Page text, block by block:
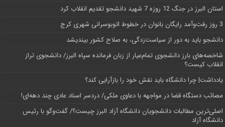
استان البرز در جنگ 12 روزه 7 شهید دانشجو تقدیم انقلاب کرد
3 روز رفت‌وآمد رایگان بانوان در خطوط اتوبوسرانی شهری کرج
دانشجو باید به دور از سیاست‌زدگی، به صلاح کشور بیندیشد
شاخصه‌های بارز دانشجوی تمام‌عیار از زبان فرمانده سپاه البرز/ دانشجوی تراز
انقلاب کیست؟
یادداشت| چرا دانشگاه باید نقش خود را بازآرایی کند؟
مصائب دستگاه قضا در مواجهه با دعاوی ملکی/ دردسر اسناد عادی چند‌ دهه‌ای!
اصلی‌ترین مطالبات دانشجویان دانشگاه آزاد البرز چیست؟/ گفت‌وگو با رئیس
دانشگاه آز‌اد